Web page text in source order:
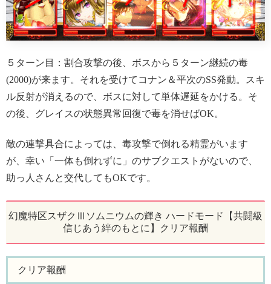
５ターン目：割合攻撃の後、ボスから５ターン継続の毒
(2000)が来ます。それを受けてコナン＆平次のSS発動。スキ
ル反射が消えるので、ボスに対して単体遅延をかける。そ
の後、グレイスの状態異常回復で毒を消せばOK。
敵の連撃具合によっては、毒攻撃で倒れる精霊がいます
が、幸い「一体も倒れずに」のサブクエストがないので、
助っ人さんと交代してもOKです。
幻魔特区スザクⅢソムニウムの輝き ハードモード【共闘級
信じあう絆のもとに】クリア報酬
クリア報酬